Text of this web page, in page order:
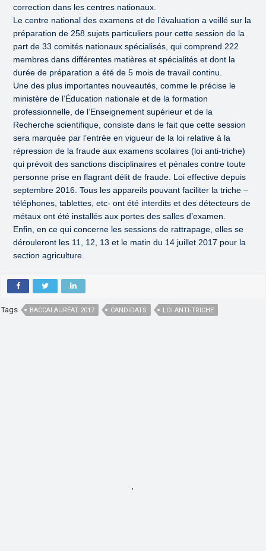
correction dans les centres nationaux.
Le centre national des examens et de l’évaluation a veillé sur la
préparation de 258 sujets particuliers pour cette session de la
part de 33 comités nationaux spécialisés, qui comprend 222
membres dans différentes matières et spécialités et dont la
durée de préparation a été de 5 mois de travail continu.
Une des plus importantes nouveautés, comme le précise le
ministère de l’Éducation nationale et de la formation
professionnelle, de l’Enseignement supérieur et de la
Recherche scientifique, consiste dans le fait que cette session
sera marquée par l’entrée en vigueur de la loi relative à la
répression de la fraude aux examens scolaires (loi anti-triche)
qui prévoit des sanctions disciplinaires et pénales contre toute
personne prise en flagrant délit de fraude. Loi effective depuis
septembre 2016. Tous les appareils pouvant faciliter la triche –
téléphones, tablettes, etc- ont été interdits et des détecteurs de
métaux ont été installés aux portes des salles d’examen.
Enfin, en ce qui concerne les sessions de rattrapage, elles se
dérouleront les 11, 12, 13 et le matin du 14 juillet 2017 pour la
section agriculture.
Tags BACCALAURÉAT 2017 CANDIDATS LOI ANTI-TRICHE
,